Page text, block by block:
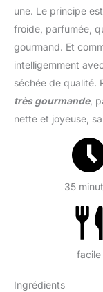
une. Le principe
froide, parfumée,
gourmand. Et
intelligemment
séchée de qualité.
très gourmande,
nette et joyeuse,
35
facile
Ingrédients